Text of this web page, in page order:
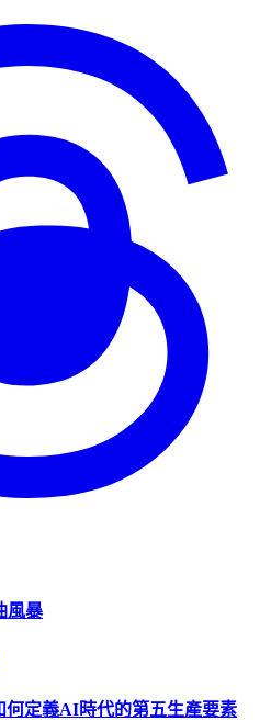
風暴
定義AI時代的第五生產要素